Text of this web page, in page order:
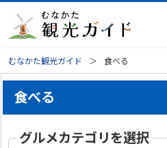
むなかた観光ガイド 食べる
食べる
グルメカテゴリを選択